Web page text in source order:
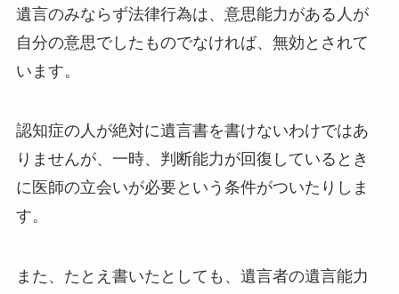
遺言のみならず法律行為は、意思能力がある人が
自分の意思でしたものでなければ、無効とされて
います。
認知症の人が絶対に遺言書を書けないわけではあ
りませんが、一時、判断能力が回復しているとき
に医師の立会いが必要という条件がついたりしま
す。
また、たとえ書いたとしても、遺言者の遺言能力